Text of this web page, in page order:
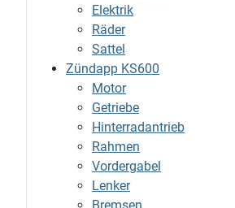
Elektrik
Räder
Sattel
Zündapp KS600
Motor
Getriebe
Hinterradantrieb
Rahmen
Vordergabel
Lenker